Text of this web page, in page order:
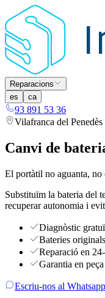
Reparacions
es
ca
93 891 53 36
Vilafranca del Penedès
Canvi de
El portàtil no aguanta, no
Substituïm la bateria del
recuperar autonomia i
Diagnòstic
Bateries
Reparació en
Garantia en
Escriu-nos al Whatsapp